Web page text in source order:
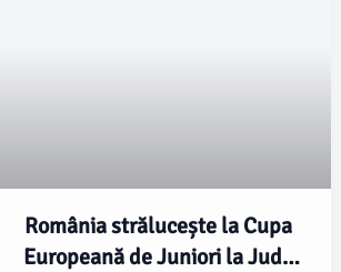
România strălucește la Cupa
Europeană de Juniori la Judo